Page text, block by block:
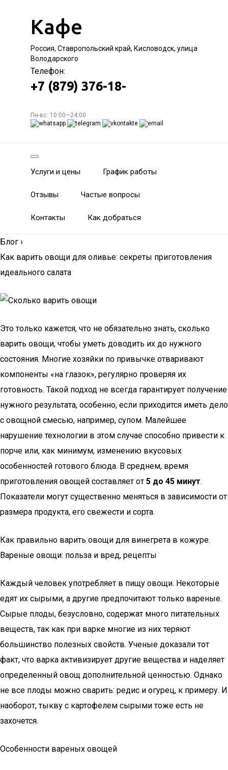
Кафе
Россия, Ставропольский край, Кисловодск, улица
Володарского
Телефон:
+7 (879) 376-18-
Пн-вс: 10:00—24:00
Услуги и цены График работы
Отзывы Частые вопросы
Контакты Как добраться
Блог ›
Как варить овощи для оливье: секреты приготовления
идеального салата
Это только кажется, что не обязательно знать, сколько
варить овощи, чтобы уметь доводить их до нужного
состояния. Многие хозяйки по привычке отваривают
компоненты «на глазок», регулярно проверяя их
готовность. Такой подход не всегда гарантирует получение
нужного результата, особенно, если приходится иметь дело
с овощной смесью, например, супом. Малейшее
нарушение технологии в этом случае способно привести к
порче или, как минимум, изменению вкусовых
особенностей готового блюда. В среднем, время
приготовления овощей составляет от 5 до 45 минут.
Показатели могут существенно меняться в зависимости от
размера продукта, его свежести и сорта.
Как правильно варить овощи для винегрета в кожуре.
Вареные овощи: польза и вред, рецепты
Каждый человек употребляет в пищу овощи. Некоторые
едят их сырыми, а другие предпочитают только вареные.
Сырые плоды, безусловно, содержат много питательных
веществ, так как при варке многие из них теряют
большинство полезных свойств. Ученые доказали тот
факт, что варка активизирует другие вещества и наделяет
определенный овощ дополнительной ценностью. Однако
не все плоды можно сварить: редис и огурец, к примеру. И
наоборот, тыкву с картофелем сырыми тоже есть не
захочется.
Особенности вареных овощей